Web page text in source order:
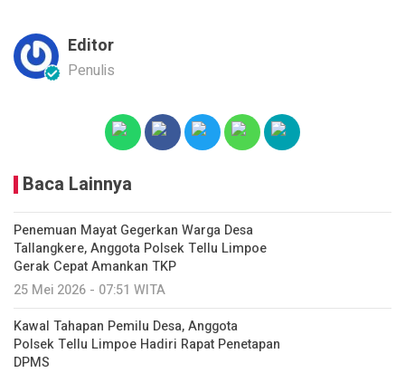
Editor
Penulis
Baca Lainnya
Penemuan Mayat Gegerkan Warga Desa
Tallangkere, Anggota Polsek Tellu Limpoe
Gerak Cepat Amankan TKP
25 Mei 2026 - 07:51 WITA
Kawal Tahapan Pemilu Desa, Anggota
Polsek Tellu Limpoe Hadiri Rapat Penetapan
DPMS